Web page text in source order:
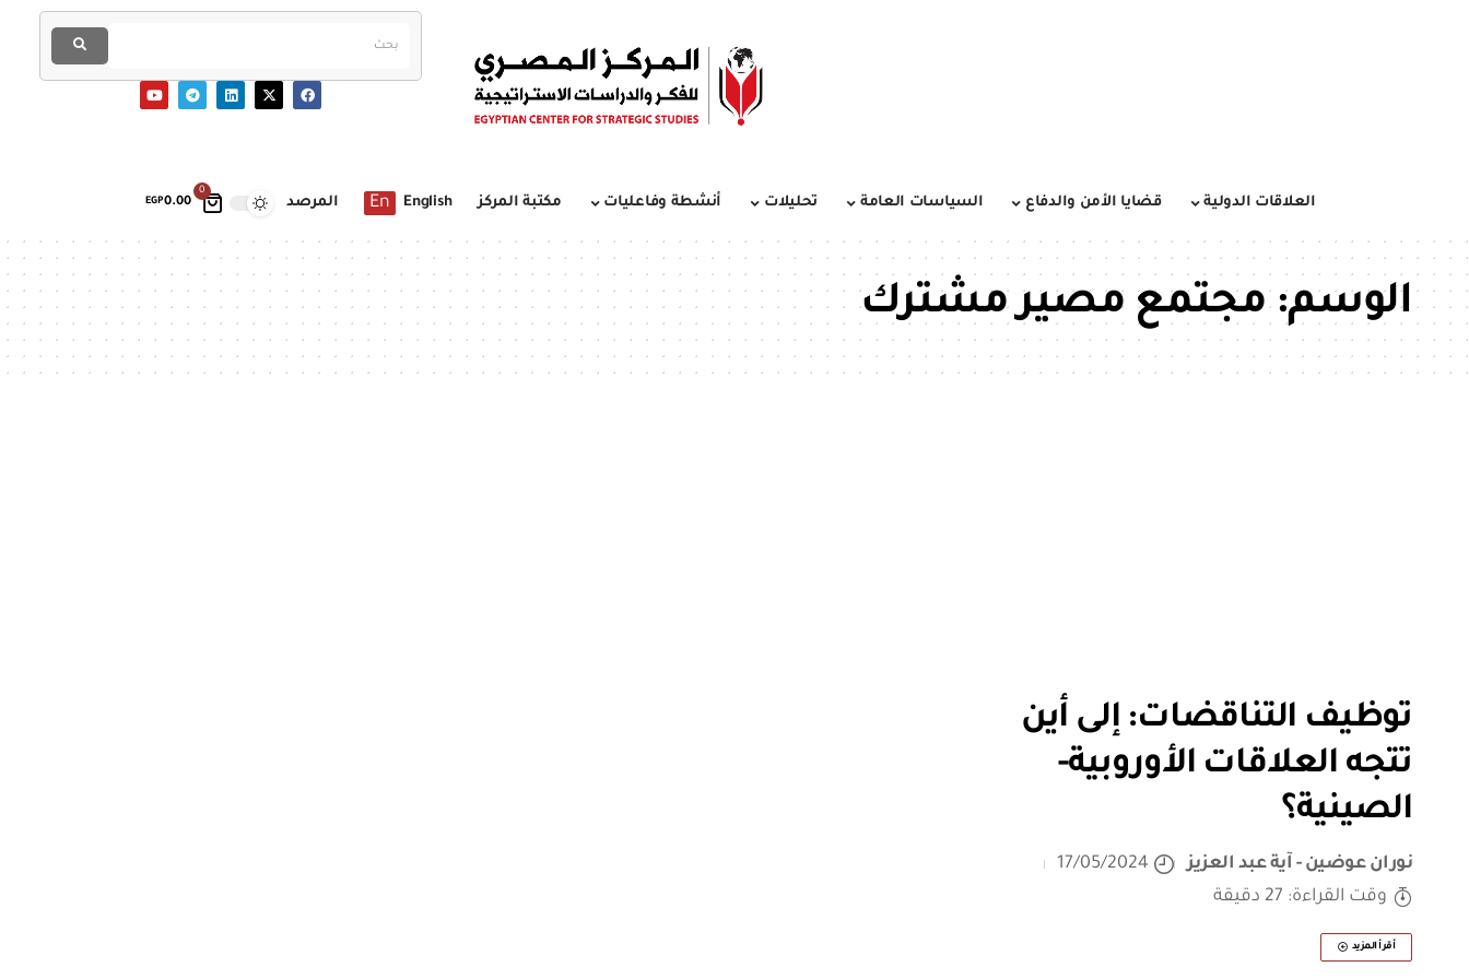
0
EGP0.00 العلاقات الدولية قضايا الأمن والدفاع السياسات العامة تحليلات أنشطة وفاعليات مكتبة المركز English
En المرصد
الوسم:مجتمع مصير مشترك
توظيف التناقضات: إلى أين
تتجه العلاقات الأوروبية-
الصينية؟
نوران عوضين - آية عبد العزيز
17/05/2024
وقت القراءة: 27 دقيقة
أقرأ المزيد